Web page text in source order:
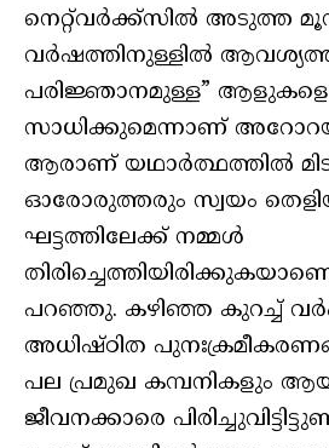
നെറ്റ്‌വർക്ക്‌സിൽ അടുത്ത
വർഷത്തിനുള്ളിൽ
പരിജ്ഞാനമുള്ള” ആളുകളെ
സാധിക്കുമെന്നാണ്
ആരാണ് യഥാർത്ഥത്തിൽ
ഓരോരുത്തരും സ്വയം
ഘട്ടത്തിലേക്ക് നമ്മൾ
പറഞ്ഞു. കഴിഞ്ഞ കുറച്ച്
അധിഷ്ഠിത
പല പ്രമുഖ കമ്പനികളും
ജീവനക്കാരെ